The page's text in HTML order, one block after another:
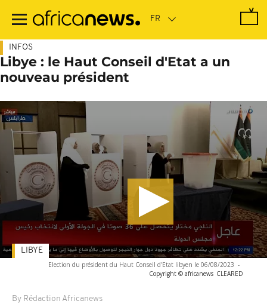
contenu
INFOS
Libye : le Haut Conseil d'Etat a un
nouveau président
Election du président du Haut Conseil d'Etat libyen le 06/08/2023 -
Copyright © africanews CLEARED
By Rédaction Africanews
LIBYE